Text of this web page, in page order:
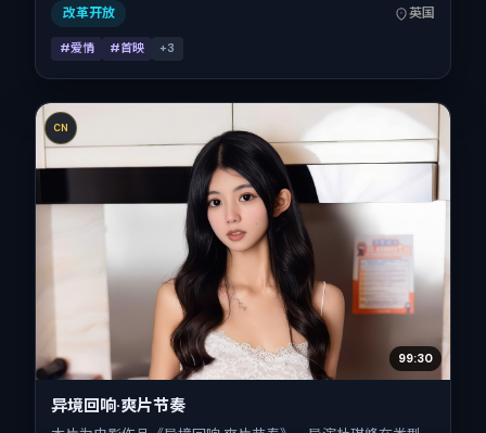
感与类型片结构的观众。
改革开放 英国
#爱情 #首映 +3
CN
99:30
异境回响·爽片节奏